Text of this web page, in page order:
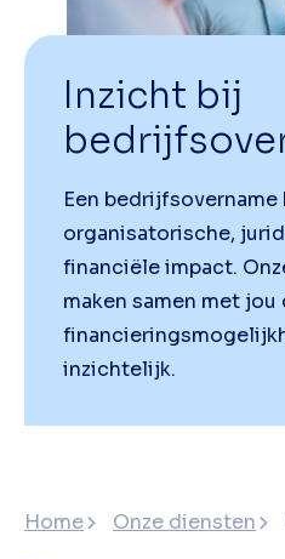
Inzicht bij
Een
organisatorische,
financiële impact.
maken samen met
inzichtelijk.
Home Onze diensten